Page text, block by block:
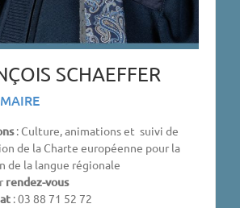
SCHAEFFER
: Culture, animations et suivi de
de la Charte européenne pour la
de la langue régionale
rendez-vous
: 03 88 71 52 72